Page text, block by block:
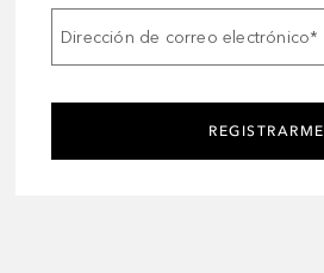
Dirección de correo electrónico*
REGISTRARME